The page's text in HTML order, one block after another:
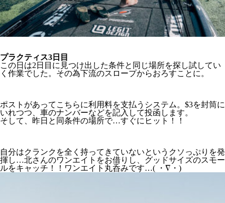
プラクティス3日目
この日は2日目に見つけ出した条件と同じ場所を探し試してい
く作業でした。その為下流のスロープからおろすことに。
ポストがあってこちらに利用料を支払うシステム。$3を封筒に
いれつつ、車のナンバーなどを記入して投函します。
そして、昨日と同条件の場所で…すぐにヒット！！
自分はクランクを全く持ってきていないというクソっぷりを発
揮し…北さんのワンエイトをお借りし、グッドサイズのスモー
ルをキャッチ！！ワンエイト丸呑みです…( ・∇・)